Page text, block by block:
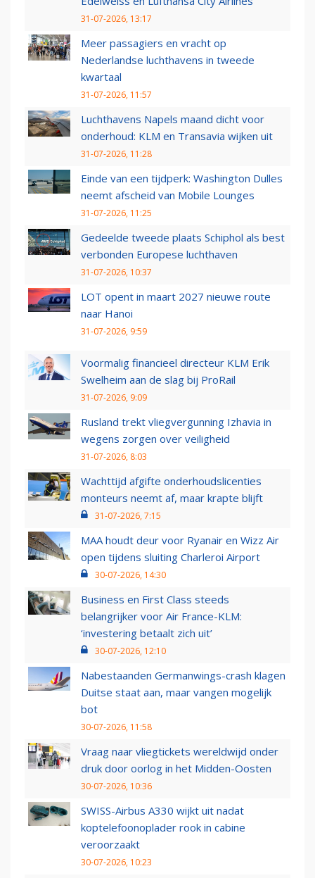
31-07-2026, 13:17
Meer passagiers en vracht op
Nederlandse luchthavens in tweede
kwartaal
31-07-2026, 11:57
Luchthavens Napels maand dicht voor
onderhoud: KLM en Transavia wijken uit
31-07-2026, 11:28
Einde van een tijdperk: Washington Dulles
neemt afscheid van Mobile Lounges
31-07-2026, 11:25
Gedeelde tweede plaats Schiphol als best
verbonden Europese luchthaven
31-07-2026, 10:37
LOT opent in maart 2027 nieuwe route
naar Hanoi
31-07-2026, 9:59
Voormalig financieel directeur KLM Erik
Swelheim aan de slag bij ProRail
31-07-2026, 9:09
Rusland trekt vliegvergunning Izhavia in
wegens zorgen over veiligheid
31-07-2026, 8:03
Wachttijd afgifte onderhoudslicenties
monteurs neemt af, maar krapte blijft
31-07-2026, 7:15
MAA houdt deur voor Ryanair en Wizz Air
open tijdens sluiting Charleroi Airport
30-07-2026, 14:30
Business en First Class steeds
belangrijker voor Air France-KLM:
‘investering betaalt zich uit’
30-07-2026, 12:10
Nabestaanden Germanwings-crash klagen
Duitse staat aan, maar vangen mogelijk
bot
30-07-2026, 11:58
Vraag naar vliegtickets wereldwijd onder
druk door oorlog in het Midden-Oosten
30-07-2026, 10:36
SWISS-Airbus A330 wijkt uit nadat
koptelefoonoplader rook in cabine
veroorzaakt
30-07-2026, 10:23